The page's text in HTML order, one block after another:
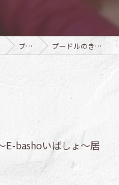
ブログ プードルのきなこちゃん
E-bashoいばしょ～居